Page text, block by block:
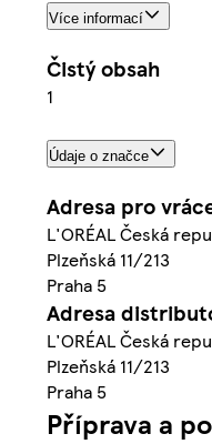
Více informací
Čistý obsah
1
Údaje o značce
Adresa pro
L'ORÉAL Česká
Plzeňská 11/213
Praha 5
Adresa
L'ORÉAL Česká
Plzeňská 11/213
Praha 5
Příprava a